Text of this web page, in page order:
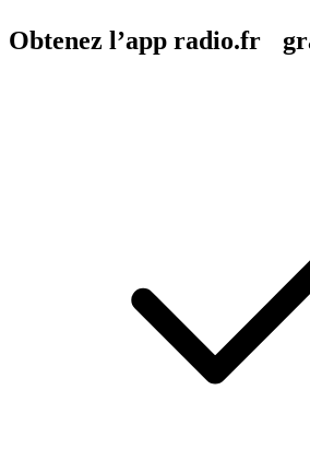
Obtenez l’app radio.fr